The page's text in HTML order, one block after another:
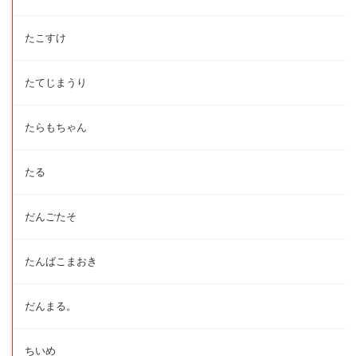
たこすけ
たてじまうり
たらもちゃん
たる
だんごたそ
たんばこまおき
だんまる。
ちいめ